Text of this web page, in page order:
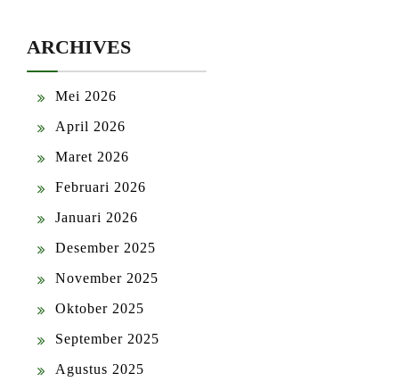
ARCHIVES
Mei 2026
April 2026
Maret 2026
Februari 2026
Januari 2026
Desember 2025
November 2025
Oktober 2025
September 2025
Agustus 2025